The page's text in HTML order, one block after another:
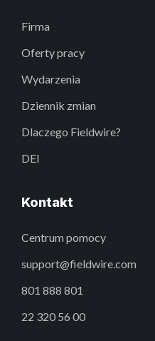
Firma
Oferty pracy
Wydarzenia
Dziennik zmian
Dlaczego Fieldwire?
DEI
Kontakt
Centrum pomocy
support@fieldwire.com
801 888 801
22 320 56 00